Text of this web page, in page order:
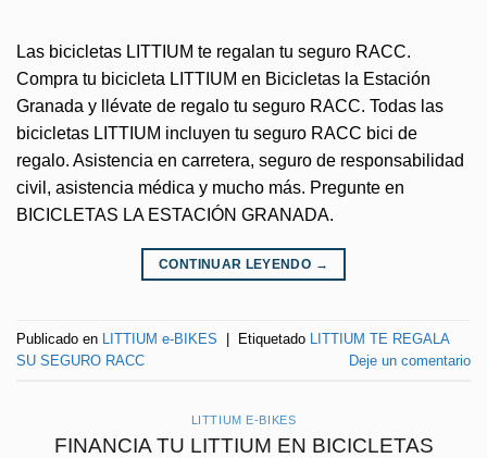
Las bicicletas LITTIUM te regalan tu seguro RACC.
Compra tu bicicleta LITTIUM en Bicicletas la Estación
Granada y llévate de regalo tu seguro RACC. Todas las
bicicletas LITTIUM incluyen tu seguro RACC bici de
regalo. Asistencia en carretera, seguro de responsabilidad
civil, asistencia médica y mucho más. Pregunte en
BICICLETAS LA ESTACIÓN GRANADA.
CONTINUAR LEYENDO →
Publicado en LITTIUM e-BIKES | Etiquetado LITTIUM TE REGALA
SU SEGURO RACC
Deje un comentario
LITTIUM E-BIKES
FINANCIA TU LITTIUM EN BICICLETAS